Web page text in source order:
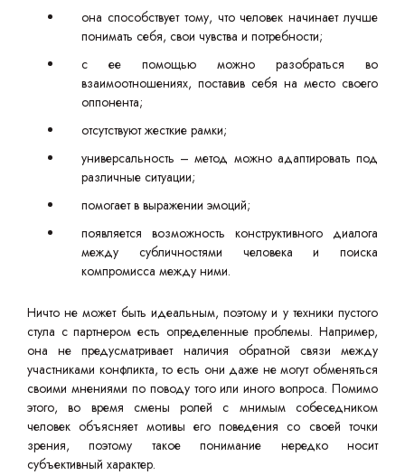
она способствует тому, что человек начинает лучше
понимать себя, свои чувства и потребности;
с ее помощью можно разобраться во
взаимоотношениях, поставив себя на место своего
оппонента;
отсутствуют жесткие рамки;
универсальность – метод можно адаптировать под
различные ситуации;
помогает в выражении эмоций;
появляется возможность конструктивного диалога
между субличностями человека и поиска
компромисса между ними.
Ничто не может быть идеальным, поэтому и у техники пустого
стула с партнером есть определенные проблемы. Например,
она не предусматривает наличия обратной связи между
участниками конфликта, то есть они даже не могут обменяться
своими мнениями по поводу того или иного вопроса. Помимо
этого, во время смены ролей с мнимым собеседником
человек объясняет мотивы его поведения со своей точки
зрения, поэтому такое понимание нередко носит
субъективный характер.